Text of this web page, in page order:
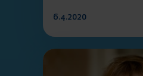
6.4.2020